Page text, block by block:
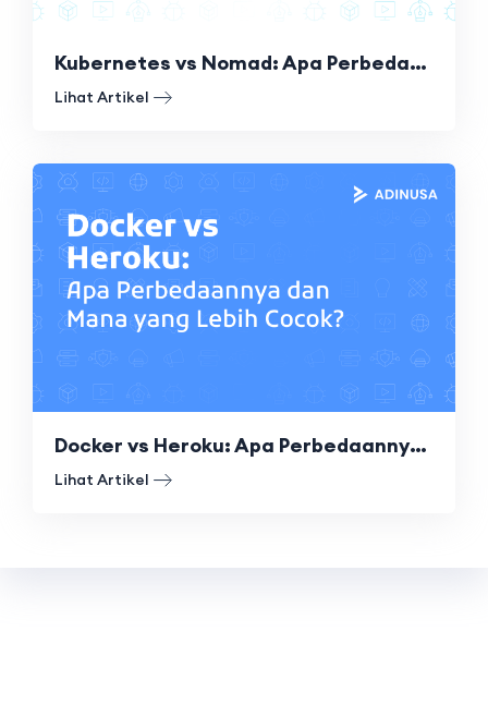
Kubernetes vs Nomad: Apa Perbedaannya dan Mana yang Lebih Tepat?
Lihat Artikel
Docker vs Heroku: Apa Perbedaannya dan Mana yang Lebih Cocok?
Lihat Artikel